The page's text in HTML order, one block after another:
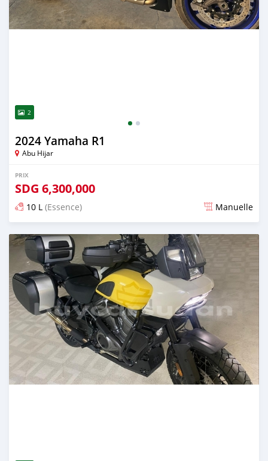
2
2024 Yamaha R1
Abu Hijar
PRIX
SDG 6,300,000
10 L (Essence) Manuelle
Publié il y a presque 2 ans